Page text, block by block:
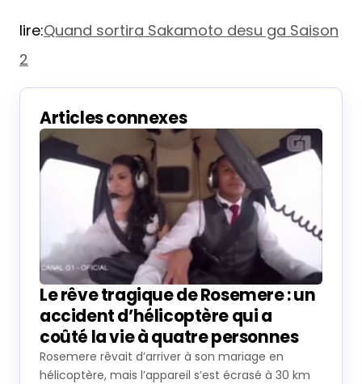
lire:Quand sortira Sakamoto desu ga Saison
2
Articles connexes
Le rêve tragique de Rosemere : un
accident d’hélicoptère qui a
coûté la vie à quatre personnes
Rosemere rêvait d’arriver à son mariage en
hélicoptère, mais l’appareil s’est écrasé à 30 km